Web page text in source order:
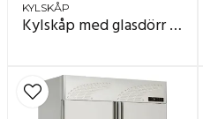
KYLSKÅP
Kylskåp med glasdörr CM700SS